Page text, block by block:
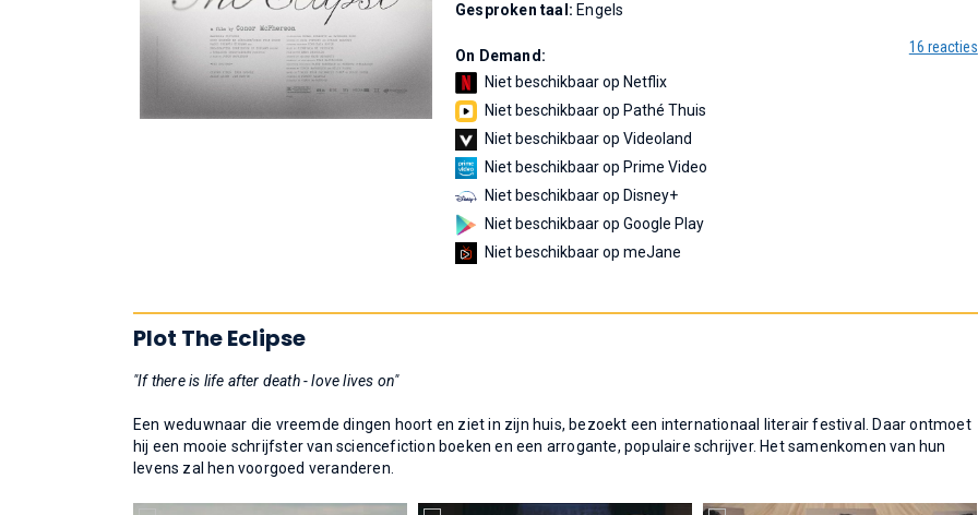
16 reacties
Gesproken taal: Engels
On Demand:
Niet beschikbaar op Netflix
Niet beschikbaar op Pathé Thuis
Niet beschikbaar op Videoland
Niet beschikbaar op Prime Video
Niet beschikbaar op Disney+
Niet beschikbaar op Google Play
Niet beschikbaar op meJane
Plot The Eclipse
"If there is life after death - love lives on"
Een weduwnaar die vreemde dingen hoort en ziet in zijn huis, bezoekt een internationaal literair festival. Daar ontmoet
hij een mooie schrijfster van sciencefiction boeken en een arrogante, populaire schrijver. Het samenkomen van hun
levens zal hen voorgoed veranderen.